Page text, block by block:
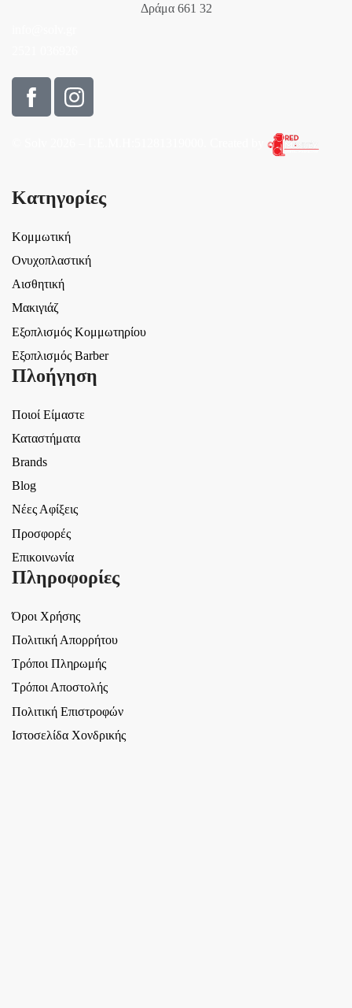
Δράμα 661 32
Κατηγορίες
Κομμωτική
Ονυχοπλαστική
Αισθητική
Μακιγιάζ
Εξοπλισμός Κομμωτηρίου
Εξοπλισμός Barber
Πλοήγηση
Ποιοί Είμαστε
Καταστήματα
Brands
Blog
Νέες Αφίξεις
Προσφορές
Επικοινωνία
Πληροφορίες
Όροι Χρήσης
Πολιτική Απορρήτου
Τρόποι Πληρωμής
Τρόποι Αποστολής
Πολιτική Επιστροφών
Ιστοσελίδα Χονδρικής